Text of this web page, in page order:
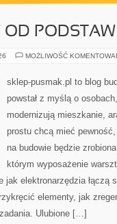
PODSTAW
MOŻLIWOŚĆ
sklep-pusmak.pl to blog
powstał z myślą o
modernizują mieszkanie,
prostu chcą mieć
na budowie będzie
którym wyposażenie
elektronarzędzia łączą
elementy, jak
Ulubione […]